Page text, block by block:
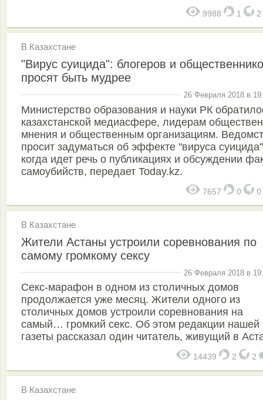
9988 1 2
В Казахстане
"Вирус суицида": блогеров и
просят быть мудрее
26 Февраля 2018 в
Министерство образования и науки РК
казахстанской медиасфере, лидерам
мнения и общественным организациям.
просит задуматься об эффекте "вируса
когда идет речь о публикациях и обсуждении
самоубийств, передает Today.kz.
7657 0 0
В Казахстане
Жители Астаны устроили соревнования по
самому громкому сексу
26 Февраля 2018 в
Секс-марафон в одном из столичных домов
продолжается уже месяц. Жители одного из
столичных домов устроили соревнования на
самый… громкий секс. Об этом редакции нашей
газеты рассказал один читатель, живущий в
14439 2 2
В Казахстане